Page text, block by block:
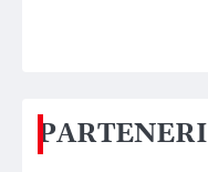
PARTENERI